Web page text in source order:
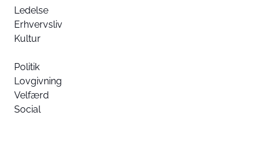
Ledelse
Erhvervsliv
Kultur
Politik
Lovgivning
Velfærd
Social